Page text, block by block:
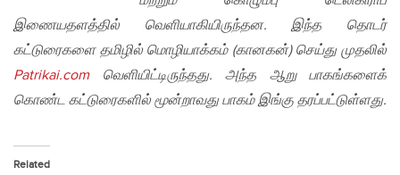
இணையதளத்தில் வெளியாகியிருந்தன. இந்த தொடர்
கட்டுரைகளை தமிழில் மொழியாக்கம்(கானகன்) செய்து முதலில்
Patrikai.com
வெளியிட்டிருந்தது. அந்த ஆறு பாகங்களைக்
கொண்ட கட்டுரைகளில் மூன்றாவது பாகம் இங்கு தரப்பட்டுள்ளது.
Related